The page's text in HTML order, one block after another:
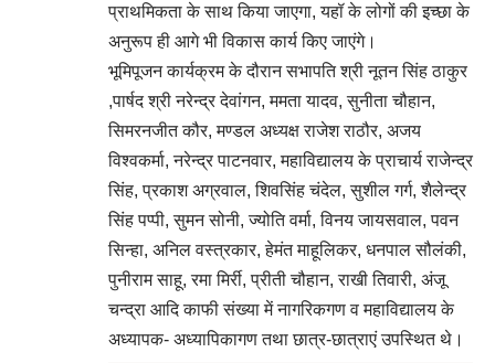
प्राथमिकता के साथ किया जाएगा, यहॉ के लोगों की इच्छा के
अनुरूप ही आगे भी विकास कार्य किए जाएंगे।
भूमिपूजन कार्यक्रम के दौरान सभापति श्री नूतन सिंह ठाकुर
,पार्षद श्री नरेन्द्र देवांगन, ममता यादव, सुनीता चौहान,
सिमरनजीत कौर, मण्डल अध्यक्ष राजेश राठौर, अजय
विश्वकर्मा, नरेन्द्र पाटनवार, महाविद्यालय के प्राचार्य राजेन्द्र
सिंह, प्रकाश अग्रवाल, शिवसिंह चंदेल, सुशील गर्ग, शैलेन्द्र
सिंह पप्पी, सुमन सोनी, ज्योति वर्मा, विनय जायसवाल, पवन
सिन्हा, अनिल वस्त्रकार, हेमंत माहूलिकर, धनपाल सौलंकी,
पुनीराम साहू, रमा मिर्री, प्रीती चौहान, राखी तिवारी, अंजू
चन्द्रा आदि काफी संख्या में नागरिकगण व महाविद्यालय के
अध्यापक- अध्यापिकागण तथा छात्र-छात्राएं उपस्थित थे।